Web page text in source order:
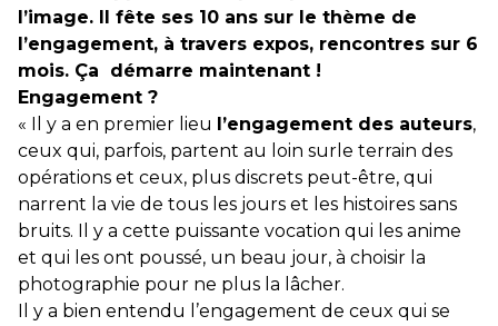
l’image. Il fête ses 10 ans sur le thème de
l’engagement, à travers expos, rencontres sur 6
mois. Ça démarre maintenant !
Engagement ?
« Il y a en premier lieu l’engagement des auteurs,
ceux qui, parfois, partent au loin surle terrain des
opérations et ceux, plus discrets peut-être, qui
narrent la vie de tous les jours et les histoires sans
bruits. Il y a cette puissante vocation qui les anime
et qui les ont poussé, un beau jour, à choisir la
photographie pour ne plus la lâcher.
Il y a bien entendu l’engagement de ceux qui se